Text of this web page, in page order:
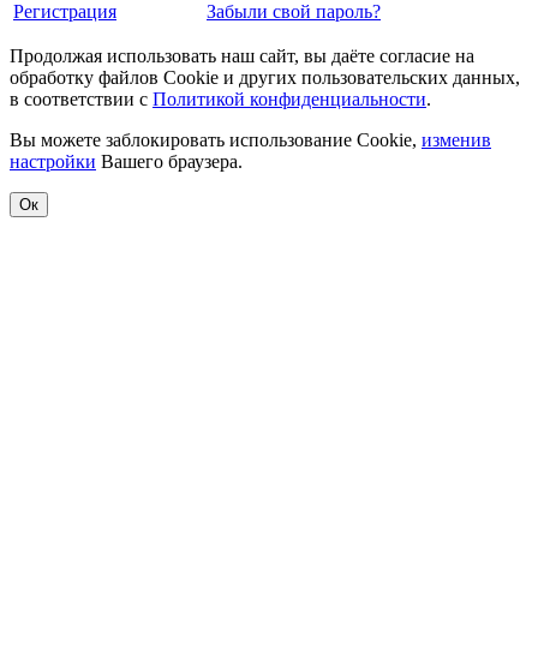
Регистрация Забыли свой пароль?
Продолжая использовать наш сайт, вы даёте согласие на
обработку файлов Cookie и других пользовательских данных,
в соответствии с Политикой конфиденциальности.
Вы можете заблокировать использование Cookie, изменив
настройки Вашего браузера.
Ок